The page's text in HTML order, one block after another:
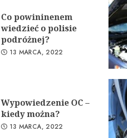
Co powininenem
wiedzieć o polisie
podróżnej?
13 MARCA, 2022
Wypowiedzenie OC –
kiedy można?
13 MARCA, 2022